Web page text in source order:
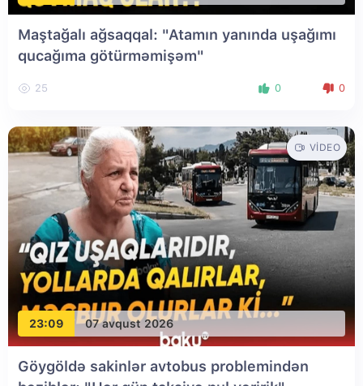
Maştağalı ağsaqqal: "Atamın yanında uşağımı
qucağıma götürməmişəm"
25 0 0
23:09 07 avqust 2026
VIDEO
Göygöldə sakinlər avtobus problemindən